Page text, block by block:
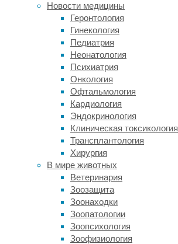
Новости медицины
Геронтология
Гинекология
Педиатрия
Неонатология
Психиатрия
Онкология
Офтальмология
Кардиология
Эндокринология
Клиническая токсикология
Трансплантология
Хирургия
В мире животных
Ветеринария
Зоозащита
Зоонаходки
Зоопатологии
Зоопсихология
Зоофизиология
насекомых.
Пчелы
благодаря
этому
совершенствуют
свой
танец
—
врожденное
поведение,
для
которого,
казалось
бы,
не
нужно
учиться.
Лабораторные
эксперименты
также